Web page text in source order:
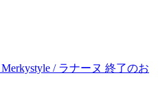
/ ラナーヌ 終了のお